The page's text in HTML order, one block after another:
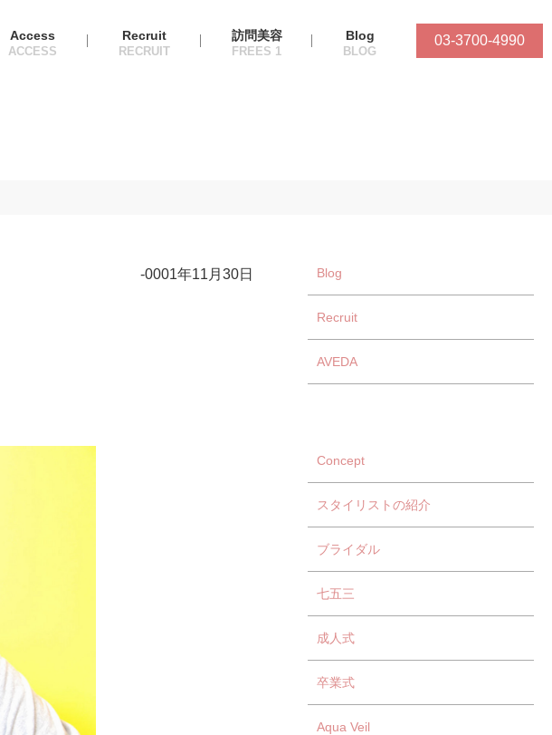
Access Recruit 訪問美容 Blog 03-3700-4990
-0001年11月30日 Blog
Recruit
AVEDA
Concept
スタイリストの紹介
ブライダル
七五三
成人式
卒業式
Aqua Veil